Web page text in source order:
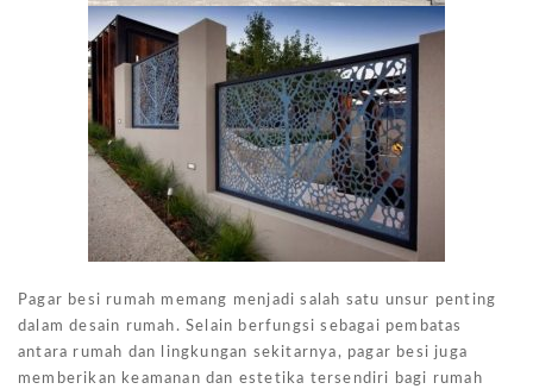
Pagar besi rumah memang menjadi salah satu unsur penting
dalam desain rumah. Selain berfungsi sebagai pembatas
antara rumah dan lingkungan sekitarnya, pagar besi juga
memberikan keamanan dan estetika tersendiri bagi rumah